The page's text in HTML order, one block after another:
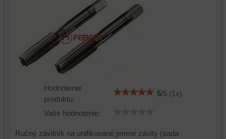
Hodnotenie
produktu:
5/5(1 x)
Vaše hodnotenie:
Ručný závitník na unifikované jemné závity (sada